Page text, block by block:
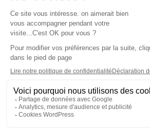
L'application Iphone / Android
Téléchargez
Les cookies
Gestion des cookies
Crédit photos : ©Sud Radio / Pierre